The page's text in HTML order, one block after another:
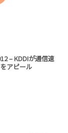
– KDDIが通信速
アピール